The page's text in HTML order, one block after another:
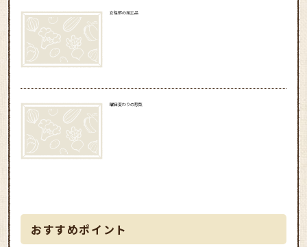
女性部の加工品
曜日変わりの惣菜
おすすめポイント